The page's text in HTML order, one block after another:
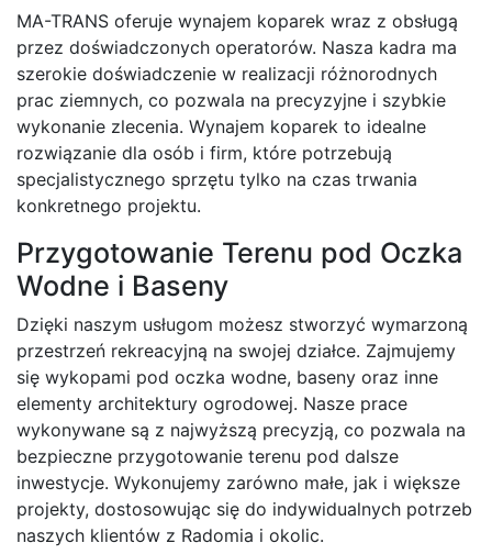
MA-TRANS oferuje wynajem koparek wraz z obsługą
przez doświadczonych operatorów. Nasza kadra ma
szerokie doświadczenie w realizacji różnorodnych
prac ziemnych, co pozwala na precyzyjne i szybkie
wykonanie zlecenia. Wynajem koparek to idealne
rozwiązanie dla osób i firm, które potrzebują
specjalistycznego sprzętu tylko na czas trwania
konkretnego projektu.
Przygotowanie Terenu pod Oczka
Wodne i Baseny
Dzięki naszym usługom możesz stworzyć wymarzoną
przestrzeń rekreacyjną na swojej działce. Zajmujemy
się wykopami pod oczka wodne, baseny oraz inne
elementy architektury ogrodowej. Nasze prace
wykonywane są z najwyższą precyzją, co pozwala na
bezpieczne przygotowanie terenu pod dalsze
inwestycje. Wykonujemy zarówno małe, jak i większe
projekty, dostosowując się do indywidualnych potrzeb
naszych klientów z Radomia i okolic.